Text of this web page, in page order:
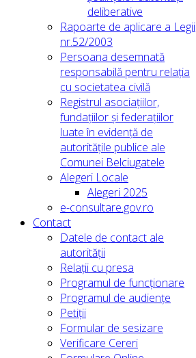
deliberative
Rapoarte de aplicare a Legii
nr.52/2003
Persoana desemnată
responsabilă pentru relația
cu societatea civilă
Registrul asociațiilor,
fundațiilor și federațiilor
luate în evidență de
autoritățile publice ale
Comunei Belciugatele
Alegeri Locale
Alegeri 2025
e-consultare.gov.ro
Contact
Datele de contact ale
autorității
Relații cu presa
Programul de funcționare
Programul de audiențe
Petiții
Formular de sesizare
Verificare Cereri